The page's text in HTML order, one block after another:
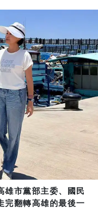
雄市黨部主委、國民
完翻轉高雄的最後一